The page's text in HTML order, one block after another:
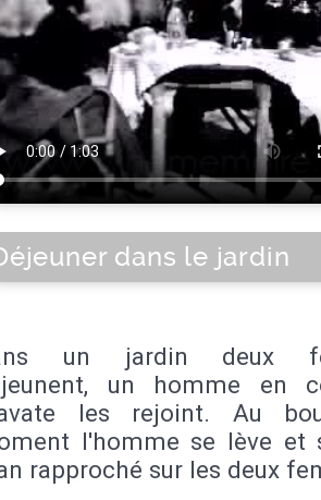
dans le jardin
un jardin deux
un homme en
les rejoint. Au
l'homme se lève et
rapproché sur les deux